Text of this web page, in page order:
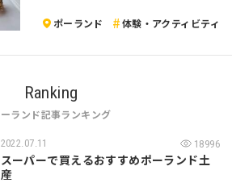
ポーランド 体験・アクティビティ
Ranking
ランド記事ランキング
2022.07.11 18996
スーパーで買えるおすすめポーランド土
産